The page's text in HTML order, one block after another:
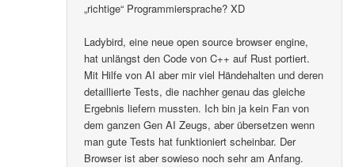
„richtige“ Programmiersprache? XD
Ladybird, eine neue open source browser engine,
hat unlängst den Code von C++ auf Rust portiert.
Mit Hilfe von AI aber mir viel Händehalten und deren
detaillierte Tests, die nachher genau das gleiche
Ergebnis liefern mussten. Ich bin ja kein Fan von
dem ganzen Gen AI Zeugs, aber übersetzen wenn
man gute Tests hat funktioniert scheinbar. Der
Browser ist aber sowieso noch sehr am Anfang.